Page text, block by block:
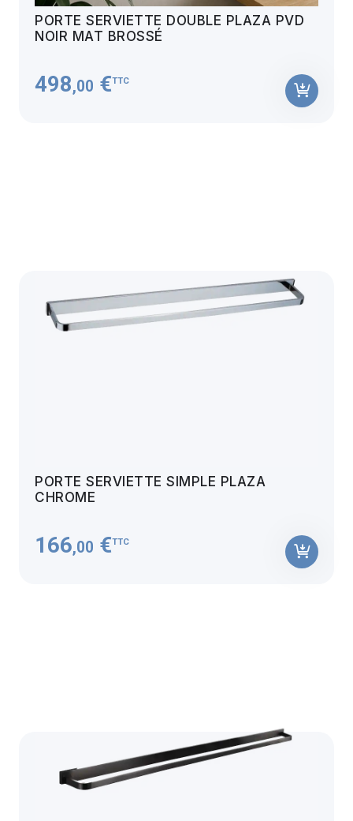
PORTE SERVIETTE DOUBLE PLAZA PVD
NOIR MAT BROSSÉ
498,00 €TTC
PORTE SERVIETTE SIMPLE PLAZA
CHROME
166,00 €TTC